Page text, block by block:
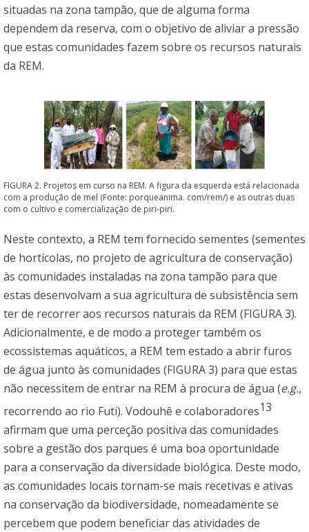
situadas na zona tampão, que de alguma forma
dependem da reserva, com o objetivo de aliviar a pressão
que estas comunidades fazem sobre os recursos naturais
da REM.
FIGURA 2. Projetos em curso na REM. A figura da esquerda está relacionada
com a produção de mel (Fonte: porqueanima. com/rem/) e as outras duas
com o cultivo e comercialização de piri-piri.
Neste contexto, a REM tem fornecido sementes (sementes
de hortícolas, no projeto de agricultura de conservação)
às comunidades instaladas na zona tampão para que
estas desenvolvam a sua agricultura de subsistência sem
ter de recorrer aos recursos naturais da REM (FIGURA 3).
Adicionalmente, e de modo a proteger também os
ecossistemas aquáticos, a REM tem estado a abrir furos
de água junto às comunidades (FIGURA 3) para que estas
não necessitem de entrar na REM à procura de água (e.g.,
recorrendo ao rio Futi). Vodouhê e colaboradores13
afirmam que uma perceção positiva das comunidades
sobre a gestão dos parques é uma boa oportunidade
para a conservação da diversidade biológica. Deste modo,
as comunidades locais tornam-se mais recetivas e ativas
na conservação da biodiversidade, nomeadamente se
percebem que podem beneficiar das atividades de